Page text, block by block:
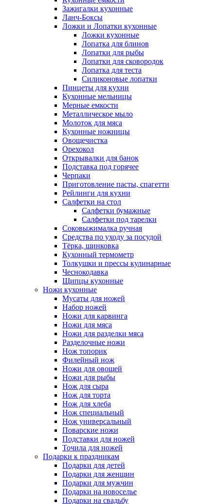
Зажигалки кухонные
Ланч-Боксы
Ложки и Лопатки кухонные
Ложки кухонные
Лопатка для блинов
Лопатки для рыбы
Лопатки для сковородок
Лопатка для теста
Силиконовые лопатки
Пинцеты для кухни
Кухонные мельницы
Мерные емкости
Металлическое мыло
Молоток для мяса
Кухонные ножницы
Овощечистка
Орехокол
Открывалки для банок
Подставка под горячее
Черпаки
Приготовление пасты, спагетти
Рейлинги для кухни
Салфетки на стол
Салфетки бумажные
Салфетки под тарелки
Соковыжималка ручная
Средства по уходу за посудой
Тëрка, шинковка
Кухонный термометр
Толкушки и прессы кулинарные
Чеснокодавка
Щипцы кухонные
Ножи кухонные
Мусаты для ножей
Набор ножей
Ножи для карвинга
Ножи для мяса
Ножи для разделки мяса
Разделочные ножи
Нож топорик
Филейный нож
Ножи для овощей
Ножи для рыбы
Нож для сыра
Нож для торта
Нож для хлеба
Нож специальный
Нож универсальный
Поварские ножи
Подставки для ножей
Точила для ножей
Подарки к праздникам
Подарки для детей
Подарки для женщин
Подарки для мужчин
Подарки на новоселье
Подарки на свадьбу